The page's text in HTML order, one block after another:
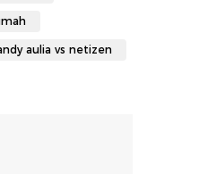
aulia vs netizen